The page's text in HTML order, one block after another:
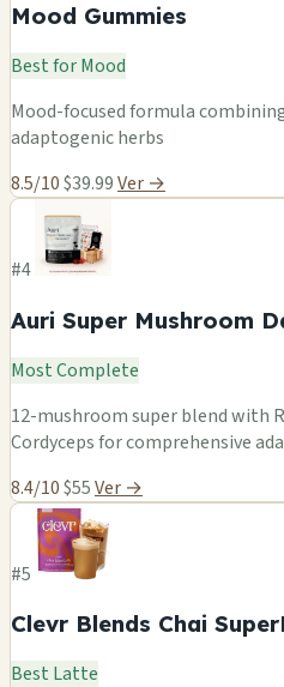
Mood Gummies
Best for Mood
Mood-focused formula
adaptogenic herbs
8.5/10$39.99Ver →
#4
Auri Super Mushroom
Most Complete
12-mushroom super blend with
Cordyceps for comprehensive
8.4/10$55Ver →
#5
Clevr Blends Chai
Best Latte